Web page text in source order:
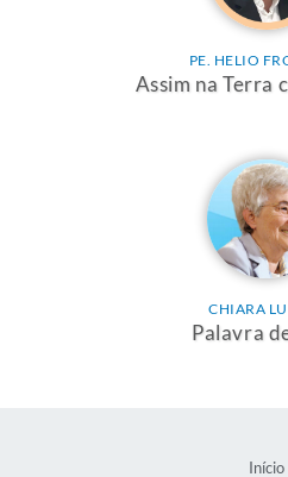
PE. HELIO
Assim na Terra
CHIARA
Palavra
Início